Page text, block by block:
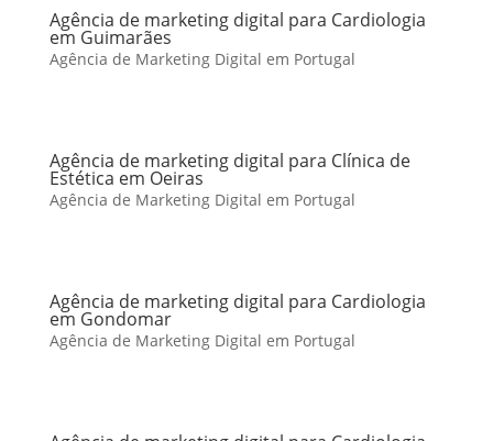
Agência de marketing digital para Cardiologia
em Guimarães
Agência de Marketing Digital em Portugal
Agência de marketing digital para Clínica de
Estética em Oeiras
Agência de Marketing Digital em Portugal
Agência de marketing digital para Cardiologia
em Gondomar
Agência de Marketing Digital em Portugal